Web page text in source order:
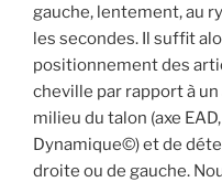
gauche, lentement, au
les secondes. Il suffit
positionnement des
cheville par rapport à
milieu du talon (axe
Dynamique©) et de
droite ou de gauche.